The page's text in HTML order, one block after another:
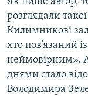
розглядали
Килимникові
хто пов’язаний
неймовірним».
днями стало
Володимира